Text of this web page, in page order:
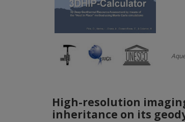
High-resolution
inheritance on its